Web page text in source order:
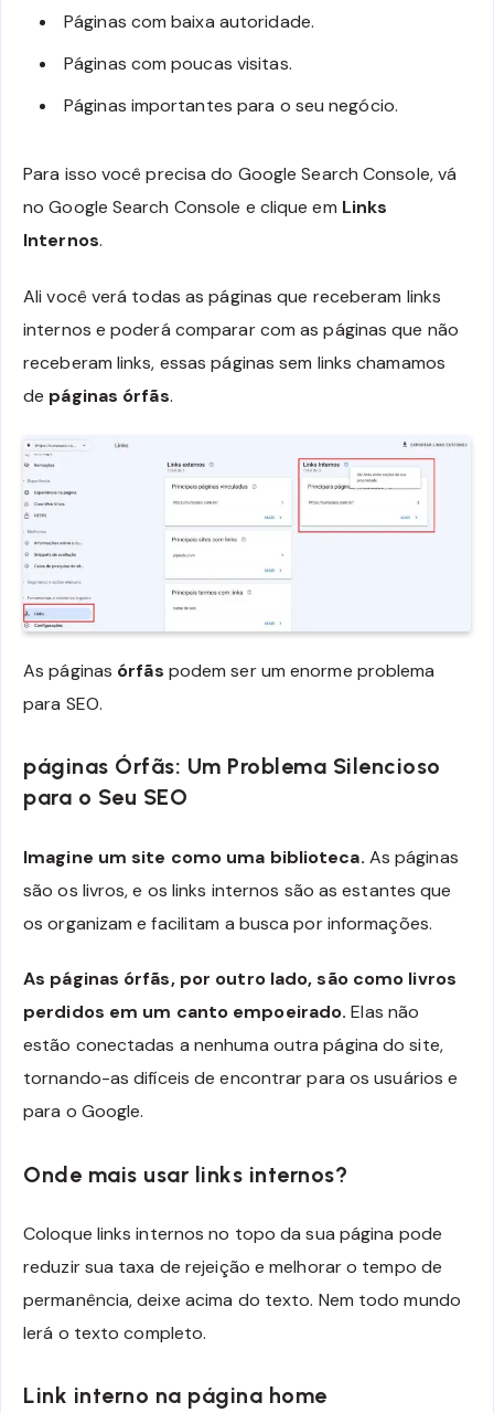
Páginas com baixa autoridade.
Páginas com poucas visitas.
Páginas importantes para o seu negócio.
Para isso você precisa do Google Search Console, vá
no Google Search Console e clique em Links
Internos.
Ali você verá todas as páginas que receberam links
internos e poderá comparar com as páginas que não
receberam links, essas páginas sem links chamamos
de páginas órfãs.
As páginas órfãs podem ser um enorme problema
para SEO.
páginas Órfãs: Um Problema Silencioso
para o Seu SEO
Imagine um site como uma biblioteca. As páginas
são os livros, e os links internos são as estantes que
os organizam e facilitam a busca por informações.
As páginas órfãs, por outro lado, são como livros
perdidos em um canto empoeirado. Elas não
estão conectadas a nenhuma outra página do site,
tornando-as difíceis de encontrar para os usuários e
para o Google.
Onde mais usar links internos?
Coloque links internos no topo da sua página pode
reduzir sua taxa de rejeição e melhorar o tempo de
permanência, deixe acima do texto. Nem todo mundo
lerá o texto completo.
Link interno na página home